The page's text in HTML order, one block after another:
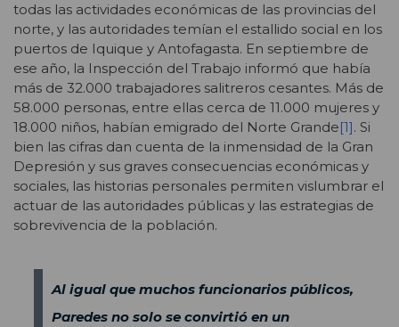
todas las actividades económicas de las provincias del
norte, y las autoridades temían el estallido social en los
puertos de Iquique y Antofagasta. En septiembre de
ese año, la Inspección del Trabajo informó que había
más de 32.000 trabajadores salitreros cesantes. Más de
58.000 personas, entre ellas cerca de 11.000 mujeres y
18.000 niños, habían emigrado del Norte Grande[1]. Si
bien las cifras dan cuenta de la inmensidad de la Gran
Depresión y sus graves consecuencias económicas y
sociales, las historias personales permiten vislumbrar el
actuar de las autoridades públicas y las estrategias de
sobrevivencia de la población.
Al igual que muchos funcionarios públicos,
Paredes no solo se convirtió en un